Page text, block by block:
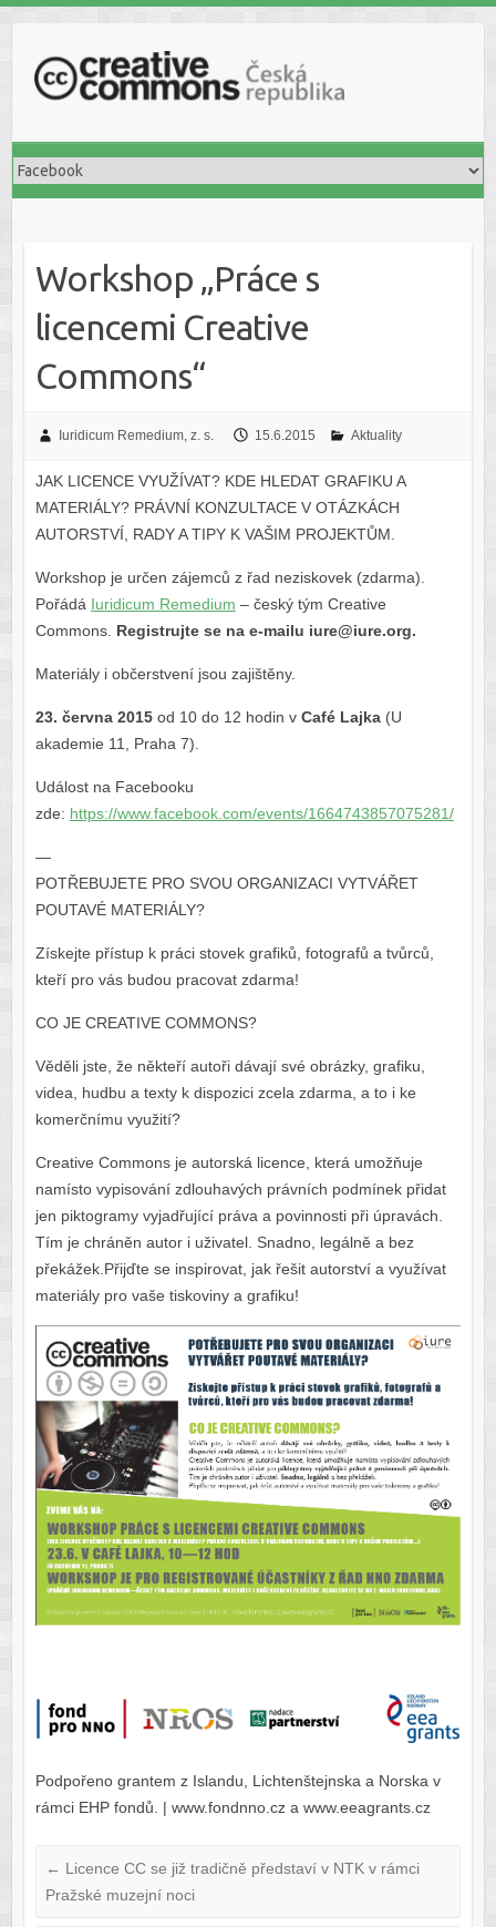
Workshop „Práce s
licencemi Creative
Commons“
Iuridicum Remedium, z. s. 15.6.2015 Aktuality
JAK LICENCE VYUŽÍVAT? KDE HLEDAT GRAFIKU A
MATERIÁLY? PRÁVNÍ KONZULTACE V OTÁZKÁCH
AUTORSTVÍ, RADY A TIPY K VAŠIM PROJEKTŮM.
Workshop je určen zájemců z řad neziskovek (zdarma).
Pořádá Iuridicum Remedium – český tým Creative
Commons. Registrujte se na e-mailu iure@iure.org.
Materiály i občerstvení jsou zajištěny.
23. června 2015od 10 do 12 hodin v Café Lajka (U
akademie 11, Praha 7).
Událost na Facebooku
zde: https://www.facebook.com/events/1664743857075281/
—
POTŘEBUJETE PRO SVOU ORGANIZACI VYTVÁŘET
POUTAVÉ MATERIÁLY?
Získejte přístup k práci stovek grafiků, fotografů a tvůrců,
kteří pro vás budou pracovat zdarma!
CO JE CREATIVE COMMONS?
Věděli jste, že někteří autoři dávají své obrázky, grafiku,
videa, hudbu a texty k dispozici zcela zdarma, a to i ke
komerčnímu využití?
Creative Commons je autorská licence, která umožňuje
namísto vypisování zdlouhavých právních podmínek přidat
jen piktogramy vyjadřující práva a povinnosti při úpravách.
Tím je chráněn autor i uživatel. Snadno, legálně a bez
překážek.Přijďte se inspirovat, jak řešit autorství a využívat
materiály pro vaše tiskoviny a grafiku!
Podpořeno grantem z Islandu, Lichtenštejnska a Norska v
rámci EHP fondů. | www.fondnno.cz a www.eeagrants.cz
← Licence CC se již tradičně představí v NTK v rámci
Pražské muzejní noci